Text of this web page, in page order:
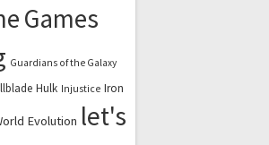
Games
Guardians of the Galaxy
Hulk Injustice Iron
Evolution let's